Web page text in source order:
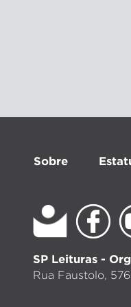
Sobre
SP Leituras -
Rua Faustolo,